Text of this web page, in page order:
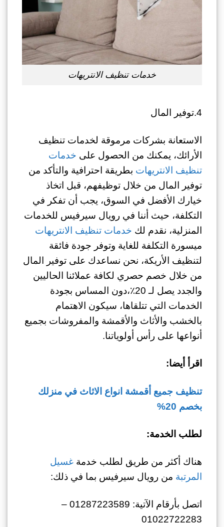
خدمات تنظيف الانتريهات
4.توفير المال
الاستعانة بشركات مرموقة لخدمات تنظيف
الأرائك، يمكنك من الحصول على خدمات
تنظيف الانتريهات بطريقة احترافية والتأكد من
توفير المال من خلال توظيفهم، قبل اتخاذ
خيارك الأفضل في السوق، يجب أن تفكر في
التكلفة، حيث أننا في رويال سيرفيس للخدمات
المنزلية، نقدم لك خدمات تنظيف الانتريهات
ميسورة التكلفة للغاية وتوفر جودة فائقة
لتنظيف الأريكة، نحن نساعدك على توفير المال
من خلال خصم حصري لكافة عملائنا الحاليين
والجدد يصل لـ 20٪،دون المساس بجودة
الخدمات التي تتلقاها، سيكون الاهتمام
بالخشب والأثاث والأقمشة والمفروشات بجميع
أنواعها على رأس أولوياتنا.
اقرأ أيضا:
تنظيف جميع أقمشة انواع الاثاث في منزلك
بخصم 20%
لطلب الخدمة:
هناك أكثر من طريق لطلب خدمةغسيل
المرتبة من رويال سيرفيس بما في ذلك:
اتصل بأرقام الآتية: 01287223589 –
01022722283